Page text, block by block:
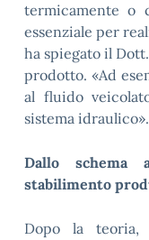
termicamente o
essenziale per
ha spiegato il
prodotto. «Ad
al fluido
sistema idraulico».
Dallo
stabilimento
Dopo la